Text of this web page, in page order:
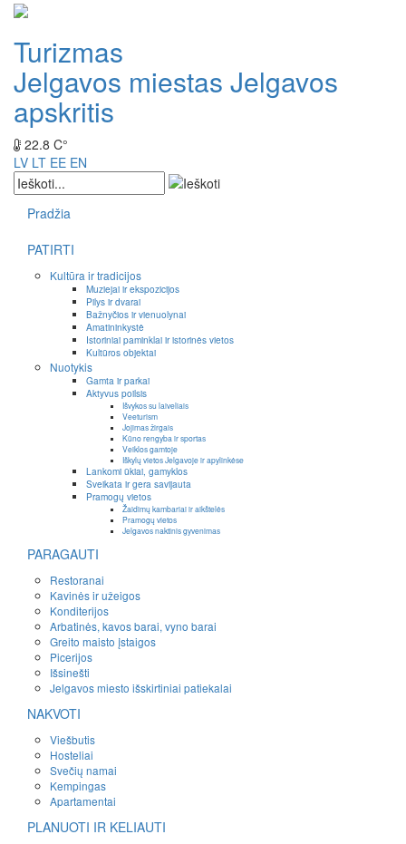
Turizmas
Jelgavos miestas Jelgavos
apskritis
22.8 C°
LV LT EE EN
Pradžia
PATIRTI
Kultūra ir tradicijos
Muziejai ir ekspozicijos
Pilys ir dvarai
Bažnyčios ir vienuolynai
Amatininkystė
Istoriniai paminklai ir istorinės vietos
Kultūros objektai
Nuotykis
Gamta ir parkai
Aktyvus poilsis
Išvykos su laiveliais
Veeturism
Jojimas žirgais
Kūno rengyba ir sportas
Veiklos gamtoje
Iškylų vietos Jelgavoje ir apylinkėse
Lankomi ūkiai, gamyklos
Sveikata ir gera savijauta
Pramogų vietos
Žaidimų kambariai ir aikštelės
Pramogų vietos
Jelgavos naktinis gyvenimas
PARAGAUTI
Restoranai
Kavinės ir užeigos
Konditerijos
Arbatinės, kavos barai, vyno barai
Greito maisto įstaigos
Picerijos
Išsinešti
Jelgavos miesto išskirtiniai patiekalai
NAKVOTI
Viešbutis
Hosteliai
Svečių namai
Kempingas
Apartamentai
PLANUOTI IR KELIAUTI